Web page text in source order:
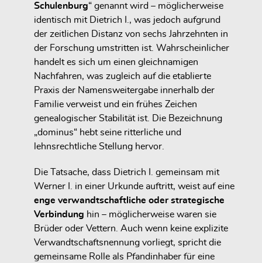
Schulenburg“ genannt wird – möglicherweise
identisch mit Dietrich I., was jedoch aufgrund
der zeitlichen Distanz von sechs Jahrzehnten in
der Forschung umstritten ist. Wahrscheinlicher
handelt es sich um einen gleichnamigen
Nachfahren, was zugleich auf die etablierte
Praxis der Namensweitergabe innerhalb der
Familie verweist und ein frühes Zeichen
genealogischer Stabilität ist. Die Bezeichnung
„dominus“ hebt seine ritterliche und
lehnsrechtliche Stellung hervor.
Die Tatsache, dass Dietrich I. gemeinsam mit
Werner I. in einer Urkunde auftritt, weist auf eine
enge verwandtschaftliche oder strategische
Verbindung hin – möglicherweise waren sie
Brüder oder Vettern. Auch wenn keine explizite
Verwandtschaftsnennung vorliegt, spricht die
gemeinsame Rolle als Pfandinhaber für eine